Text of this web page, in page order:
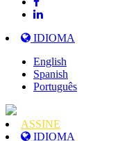
IDIOMA
English
Spanish
Português
ASSINE
IDIOMA